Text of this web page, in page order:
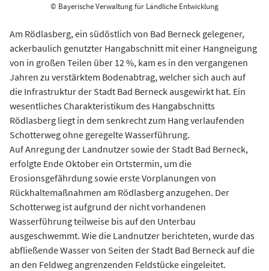
© Bayerische Verwaltung für Ländliche Entwicklung
Am Rödlasberg, ein südöstlich von Bad Berneck gelegener,
ackerbaulich genutzter Hangabschnitt mit einer Hangneigung
von in großen Teilen über 12 %, kam es in den vergangenen
Jahren zu verstärktem Bodenabtrag, welcher sich auch auf
die Infrastruktur der Stadt Bad Berneck ausgewirkt hat. Ein
wesentliches Charakteristikum des Hangabschnitts
Rödlasberg liegt in dem senkrecht zum Hang verlaufenden
Schotterweg ohne geregelte Wasserführung.
Auf Anregung der Landnutzer sowie der Stadt Bad Berneck,
erfolgte Ende Oktober ein Ortstermin, um die
Erosionsgefährdung sowie erste Vorplanungen von
Rückhaltemaßnahmen am Rödlasberg anzugehen. Der
Schotterweg ist aufgrund der nicht vorhandenen
Wasserführung teilweise bis auf den Unterbau
ausgeschwemmt. Wie die Landnutzer berichteten, wurde das
abfließende Wasser von Seiten der Stadt Bad Berneck auf die
an den Feldweg angrenzenden Feldstücke eingeleitet.